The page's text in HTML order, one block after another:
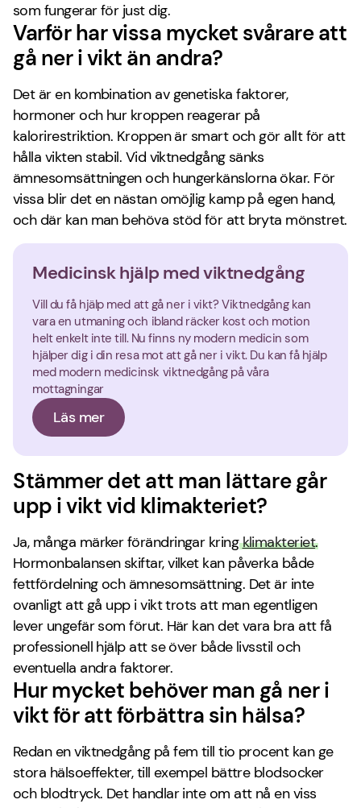
som fungerar för just dig.
Varför har vissa mycket svårare att
gå ner i vikt än andra?
Det är en kombination av genetiska faktorer,
hormoner och hur kroppen reagerar på
kalorirestriktion. Kroppen är smart och gör allt för att
hålla vikten stabil. Vid viktnedgång sänks
ämnesomsättningen och hungerkänslorna ökar. För
vissa blir det en nästan omöjlig kamp på egen hand,
och där kan man behöva stöd för att bryta mönstret.
Medicinsk hjälp med viktnedgång
Vill du få hjälp med att gå ner i vikt? Viktnedgång kan
vara en utmaning och ibland räcker kost och motion
helt enkelt inte till. Nu finns ny modern medicin som
hjälper dig i din resa mot att gå ner i vikt. Du kan få hjälp
med modern medicinsk viktnedgång på våra
mottagningar
Läs mer
Stämmer det att man lättare går
upp i vikt vid klimakteriet?
Ja, många märker förändringar kringklimakteriet.
Hormonbalansen skiftar, vilket kan påverka både
fettfördelning och ämnesomsättning. Det är inte
ovanligt att gå upp i vikt trots att man egentligen
lever ungefär som förut. Här kan det vara bra att få
professionell hjälp att se över både livsstil och
eventuella andra faktorer.
Hur mycket behöver man gå ner i
vikt för att förbättra sin hälsa?
Redan en viktnedgång på fem till tio procent kan ge
stora hälsoeffekter, till exempel bättre blodsocker
och blodtryck. Det handlar inte om att nå en viss